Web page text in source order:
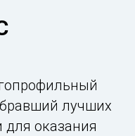
лучших
для оказания